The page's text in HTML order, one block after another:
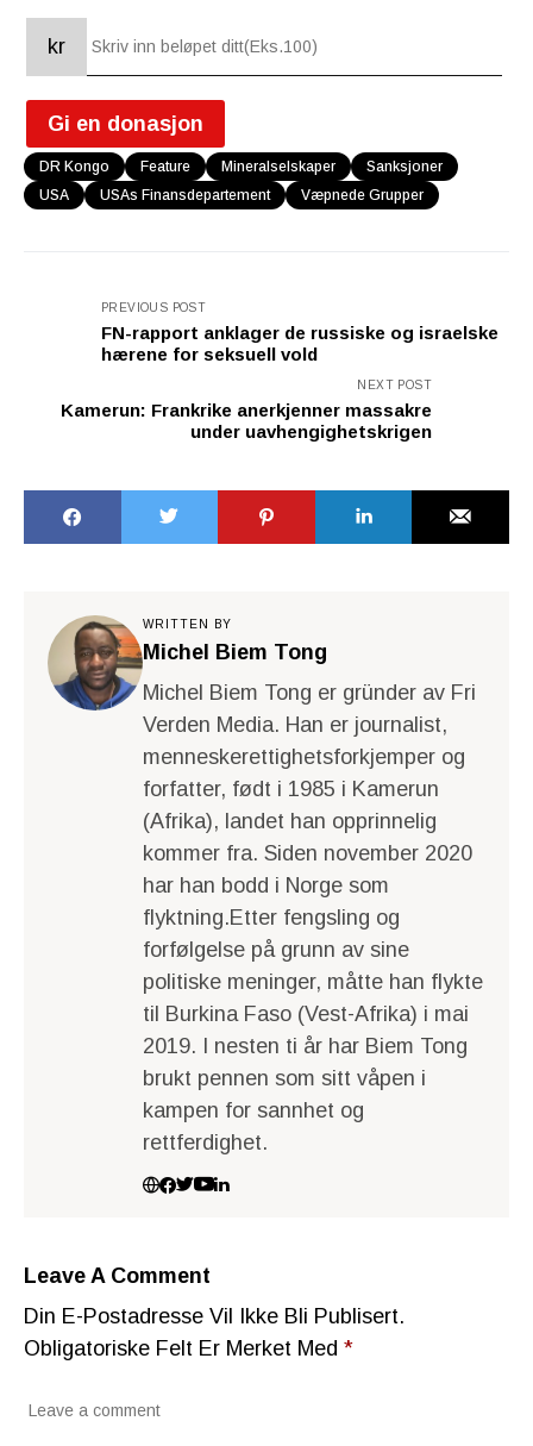
kr
Gi en donasjon
DR Kongo Feature Mineralselskaper
Sanksjoner
USA
USAs Finansdepartement Væpnede Grupper
PREVIOUS POST
FN-rapport anklager de russiske og israelske
hærene for seksuell vold
NEXT POST
Kamerun: Frankrike anerkjenner massakre
under uavhengighetskrigen
WRITTEN BY
Michel Biem Tong
Michel Biem Tong er gründer av Fri
Verden Media. Han er journalist,
menneskerettighetsforkjemper og
forfatter, født i 1985 i Kamerun
(Afrika), landet han opprinnelig
kommer fra. Siden november 2020
har han bodd i Norge som
flyktning.Etter fengsling og
forfølgelse på grunn av sine
politiske meninger, måtte han flykte
til Burkina Faso (Vest-Afrika) i mai
2019. I nesten ti år har Biem Tong
brukt pennen som sitt våpen i
kampen for sannhet og
rettferdighet.
Leave A Comment
Din E-Postadresse Vil Ikke Bli Publisert.
Obligatoriske Felt Er Merket Med *